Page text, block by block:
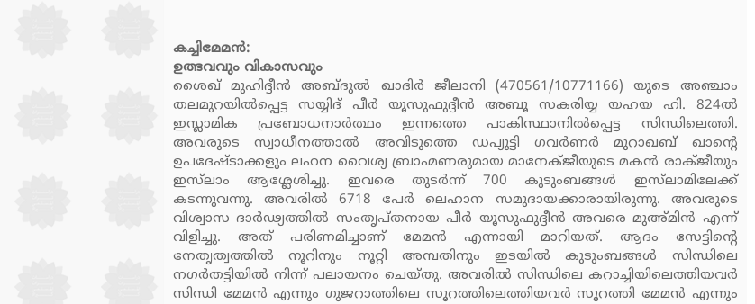
കച്ചിമേമന്‍:
ഉത്ഭവവും വികാസവും
ശൈഖ് മുഹിദ്ദീന്‍ അബ്ദുല്‍ ഖാദിര്‍ ജീലാനി (470561/10771166) യുടെ അഞ്ചാം
തലമുറയില്‍പ്പെട്ട സയ്യിദ് പീര്‍ യൂസുഫുദ്ദീന്‍ അബൂ സകരിയ്യ യഹയ ഹി. 824ല്‍
ഇസ്ലാമിക പ്രബോധനാര്‍ത്ഥം ഇന്നത്തെ പാകിസ്ഥാനില്‍പ്പെട്ട സിന്ധിലെത്തി.
അവരുടെ സ്വാധീനത്താല്‍ അവിടുത്തെ ഡപ്യൂട്ടി ഗവര്‍ണര്‍ മുറാഖബ് ഖാന്റെ
ഉപദേഷ്ടാക്കളും ലഹന വൈശ്യ ബ്രാഹ്മണരുമായ മാനേക്ജീയുടെ മകന്‍ രാക്ജീയും
ഇസ്‌ലാം ആശ്ലേശിച്ചു. ഇവരെ തുടര്‍ന്ന് 700 കുടുംബങ്ങള്‍ ഇസ്‌ലാമിലേക്ക്
കടന്നുവന്നു. അവരില്‍ 6718 പേര്‍ ലെഹാന സമുദായക്കാരായിരുന്നു. അവരുടെ
വിശ്വാസ ദാര്‍ഢ്യത്തില്‍ സംതൃപ്തനായ പീര്‍ യൂസുഫുദ്ദീന്‍ അവരെ മുഅ്മിന്‍ എന്ന്
വിളിച്ചു. അത് പരിണമിച്ചാണ് മേമന്‍ എന്നായി മാറിയത്. ആദം സേട്ടിന്റെ
നേതൃത്വത്തില്‍ നൂറിനും നൂറ്റി അമ്പതിനും ഇടയില്‍ കുടുംബങ്ങള്‍ സിന്ധിലെ
നഗര്‍തട്ടിയില്‍ നിന്ന് പലായനം ചെയ്തു. അവരില്‍ സിന്ധിലെ കറാച്ചിയിലെത്തിയവര്‍
സിന്ധി മേമന്‍ എന്നും ഗുജറാത്തിലെ സൂറത്തിലെത്തിയവര്‍ സൂറത്തി മേമന്‍ എന്നും